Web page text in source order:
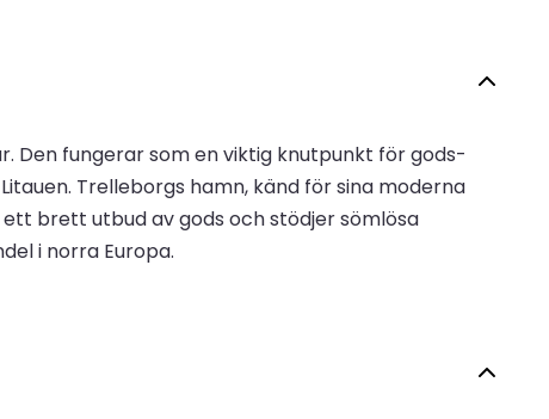
Den fungerar som en viktig knutpunkt för gods-
Trelleborgs hamn, känd för sina moderna
brett utbud av gods och stödjer sömlösa
i norra Europa.